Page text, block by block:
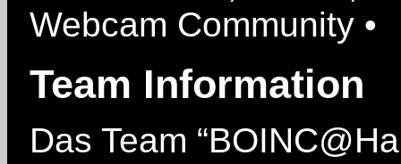
Webcam Community •
Team Information
Das Team